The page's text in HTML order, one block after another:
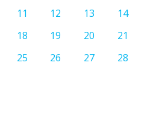
11 12 13
14
18 19 20
21
25 26 27
28